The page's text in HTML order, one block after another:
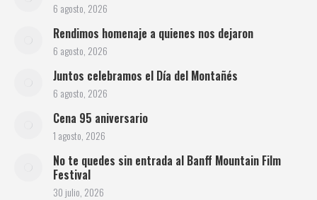
6 agosto, 2026
Rendimos homenaje a quienes nos dejaron
6 agosto, 2026
Juntos celebramos el Día del Montañés
6 agosto, 2026
Cena 95 aniversario
1 agosto, 2026
No te quedes sin entrada al Banff Mountain Film
Festival
30 julio, 2026